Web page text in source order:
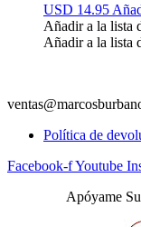
USD 14.95
Añadir a la lista
Añadir a la lista
Política de
Facebook-fYoutube
Apóyame